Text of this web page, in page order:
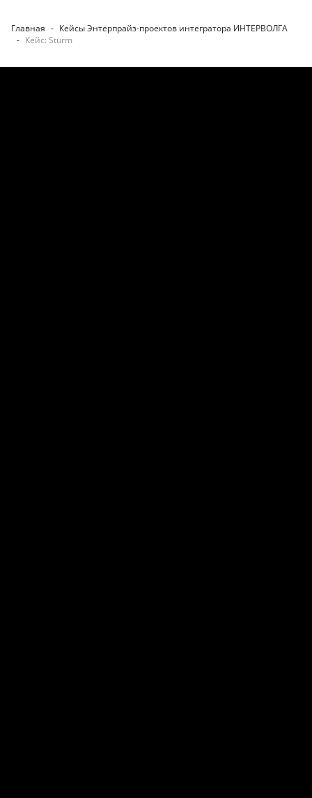
Главная - Кейсы Энтерпрайз-проектов интегратора ИНТЕРВОЛГА
- Кейс: Sturm